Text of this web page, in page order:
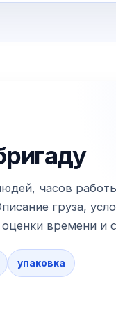
часов
груза,
времени и
упаковка